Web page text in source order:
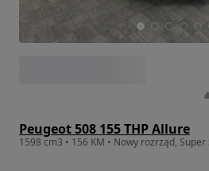
Peugeot 508 155 THP Allure
1598 cm3 • 156 KM • Nowy rozrząd, Super